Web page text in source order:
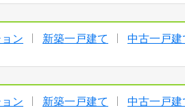
ン 新築一戸建て 中古一戸建
ン 新築一戸建て 中古一戸建